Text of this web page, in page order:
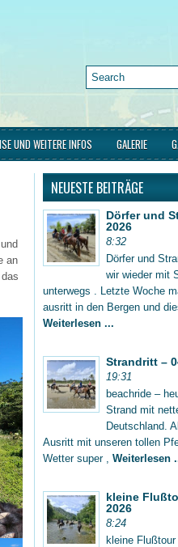
UND WEITERE INFOS GALERIE
an
NEUESTE BEITRÄGE
Dörfer und
2026
8:32
Dörfer und
wir wieder mit
unterwegs . Letzte Woche
ausritt in den Bergen und
Weiterlesen ...
Strandritt –
19:31
beachride –
Strand mit
Deutschland.
Ausritt mit unseren tollen
Wetter super , Weiterlesen
kleine
2026
8:24
kleine